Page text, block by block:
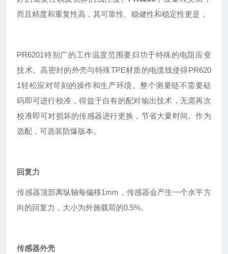
而且精度和重复性高 ，其可靠性 、稳健性和稳定性更是，
PR6201特别广的工作温度范围要归功于特殊的电阻应变
技术。高密封的外壳与特殊TPE材质的电缆线使得PR620
1轻松应对苛刻的操作和生产环境。整个测量链不需要砝
码即可进行校准，得益于自有的配对输出技术，无需再次
校准即可对损坏的传感器进行更换，节省大量时间。作为
选配，可选装防爆版本。
回复力
传感器顶部离纵轴每偏移1mm，传感器会产生一个水平方
向的回复力，大小为外施载荷的0.5%。
传感器外壳